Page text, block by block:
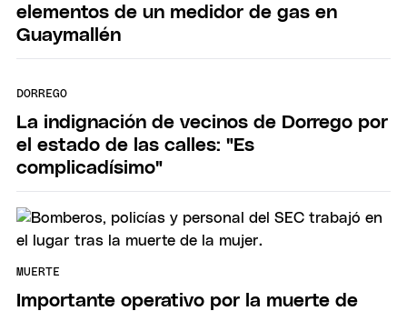
elementos de un medidor de gas en
Guaymallén
DORREGO
La indignación de vecinos de Dorrego por
el estado de las calles: "Es
complicadísimo"
MUERTE
Importante operativo por la muerte de